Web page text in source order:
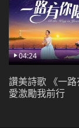
04:24
讚美詩歌 《一
愛激勵我前行